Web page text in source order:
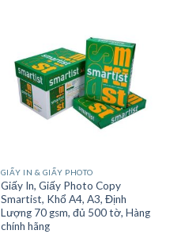
GIẤY IN & GIẤY PHOTO
Giấy In, Giấy Photo Copy
Smartist, Khổ A4, A3, Định
Lượng 70 gsm, đủ 500 tờ, Hàng
chính hãng